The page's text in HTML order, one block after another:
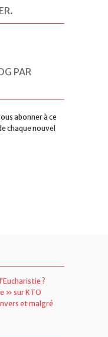
.
PAR
abonner à ce
chaque nouvel
?
» sur KTO
et malgré